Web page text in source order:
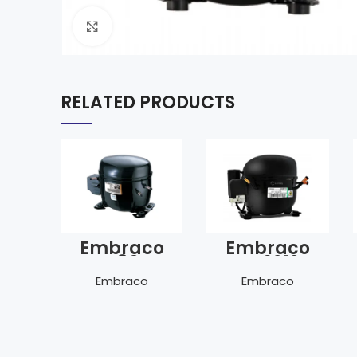
RELATED PRODUCTS
Embraco
EGAS 80 HLR
Embraco
Embraco
NEU 6212 Z
Embraco